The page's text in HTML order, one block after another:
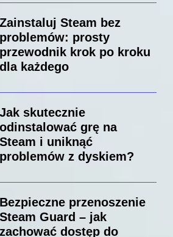
Zainstaluj Steam bez
problemów: prosty
przewodnik krok po kroku
dla każdego
Jak skutecznie
odinstalować grę na
Steam i uniknąć
problemów z dyskiem?
Bezpieczne przenoszenie
Steam Guard – jak
zachować dostęp do